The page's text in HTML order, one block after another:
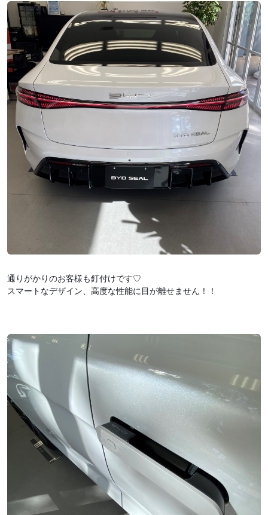
通りがかりのお客様も釘付けです♡
スマートなデザイン、高度な性能に目が離せません！！